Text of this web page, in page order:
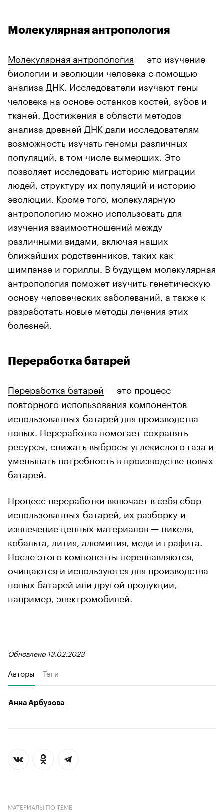
Молекулярная антропология
Молекулярная антропология — это изучение
биологии и эволюции человека с помощью
анализа ДНК. Исследователи изучают гены
человека на основе останков костей, зубов и
тканей. Достижения в области методов
анализа древней ДНК дали исследователям
возможность изучать геномы различных
популяций, в том числе вымерших. Это
позволяет исследовать историю миграции
людей, структуру их популяций и историю
эволюции. Кроме того, молекулярную
антропологию можно использовать для
изучения взаимоотношений между
различными видами, включая наших
ближайших родственников, таких как
шимпанзе и гориллы. В будущем молекулярная
антропология поможет изучить генетическую
основу человеческих заболеваний, а также к
разработать новые методы лечения этих
болезней.
Переработка батарей
Переработка батарей — это процесс
повторного использования компонентов
использованных батарей для производства
новых. Переработка помогает сохранять
ресурсы, снижать выбросы углекислого газа и
уменьшать потребность в производстве новых
батарей.
Процесс переработки включает в себя сбор
использованных батарей, их разборку и
извлечение ценных материалов — никеля,
кобальта, лития, алюминия, меди и графита.
После этого компоненты переплавляются,
очищаются и используются для производства
новых батарей или другой продукции,
например, электромобилей.
Обновлено 13.02.2023
Авторы Теги
Анна Арбузова
МАТЕРИАЛЫ ПО ТЕМЕ